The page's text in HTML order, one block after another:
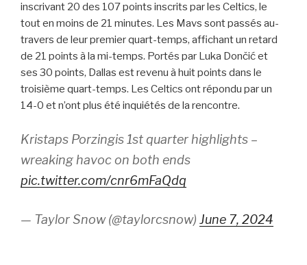
inscrivant 20 des 107 points inscrits par les Celtics, le
tout en moins de 21 minutes. Les Mavs sont passés au-
travers de leur premier quart-temps, affichant un retard
de 21 points à la mi-temps. Portés par Luka Dončić et
ses 30 points, Dallas est revenu à huit points dans le
troisième quart-temps. Les Celtics ont répondu par un
14-0 et n’ont plus été inquiétés de la rencontre.
Kristaps Porzingis 1st quarter highlights –
wreaking havoc on both ends
pic.twitter.com/cnr6mFaQdq
— Taylor Snow (@taylorcsnow) June 7, 2024